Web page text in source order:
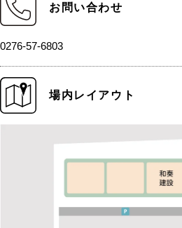
お問い合わせ
0276-57-6803
場内レイアウト